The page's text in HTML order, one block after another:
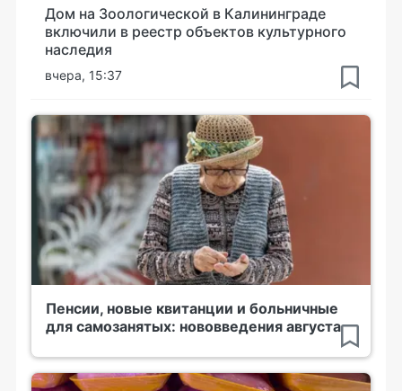
Дом на Зоологической в Калининграде
включили в реестр объектов культурного
наследия
вчера, 15:37
Пенсии, новые квитанции и больничные
для самозанятых: нововведения августа